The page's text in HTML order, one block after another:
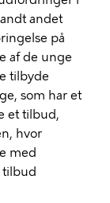
andet
på
af de unge
tilbyde
som har et
et tilbud,
hvor
med
tilbud